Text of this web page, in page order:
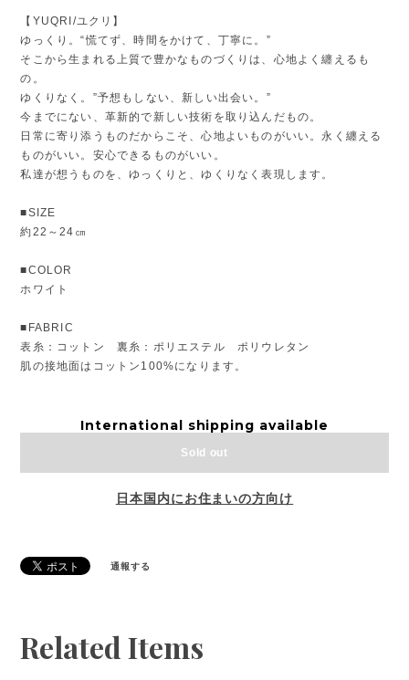
【YUQRI/ユクリ】
ゆっくり。“慌てず、時間をかけて、丁寧に。”
そこから生まれる上質で豊かなものづくりは、心地よく纏えるも
の。
ゆくりなく。”予想もしない、新しい出会い。”
今までにない、革新的で新しい技術を取り込んだもの。
日常に寄り添うものだからこそ、心地よいものがいい。永く纏える
ものがいい。安心できるものがいい。
私達が想うものを、ゆっくりと、ゆくりなく表現します。
■SIZE
約22～24㎝
■COLOR
ホワイト
■FABRIC
表糸：コットン 裏糸：ポリエステル ポリウレタン
肌の接地面はコットン100%になります。
International shipping available
Sold out
日本国内にお住まいの方向け
通報する
Related Items